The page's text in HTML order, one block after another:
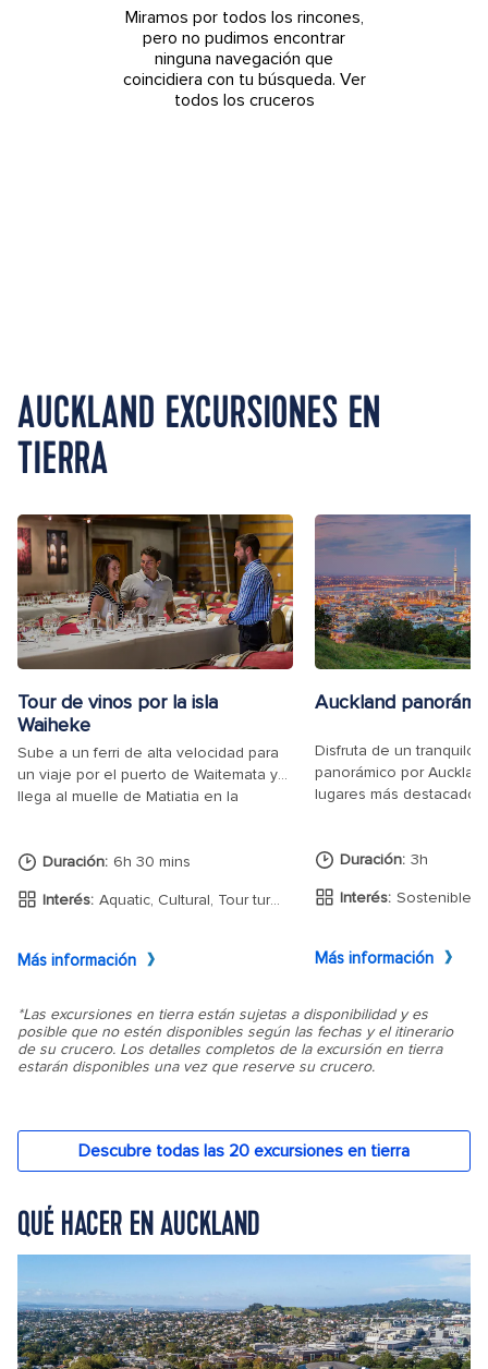
Miramos por todos los rincones,
pero no pudimos encontrar
ninguna navegación que
coincidiera con tu búsqueda. Ver
todos los cruceros
AUCKLAND EXCURSIONES EN
TIERRA
QUÉ HACER EN AUCKLAND